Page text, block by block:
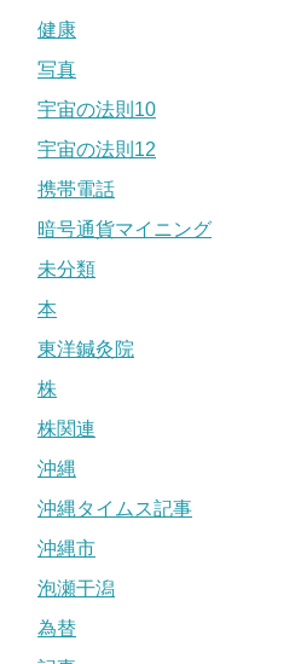
健康
写真
宇宙の法則10
宇宙の法則12
携帯電話
暗号通貨マイニング
未分類
本
東洋鍼灸院
株
株関連
沖縄
沖縄タイムス記事
沖縄市
泡瀬干潟
為替